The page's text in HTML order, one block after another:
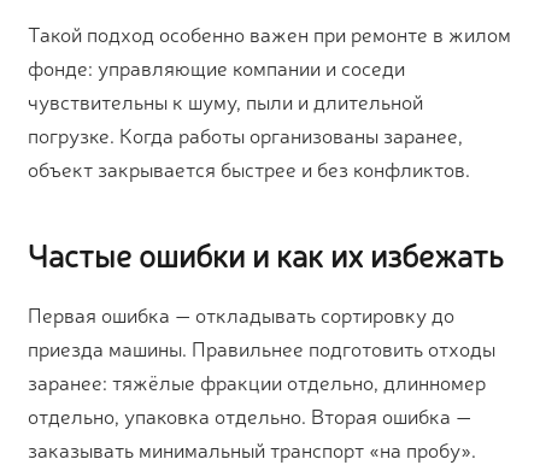
Такой подход особенно важен при ремонте в жилом
фонде: управляющие компании и соседи
чувствительны к шуму, пыли и длительной
погрузке. Когда работы организованы заранее,
объект закрывается быстрее и без конфликтов.
Частые ошибки и как их избежать
Первая ошибка — откладывать сортировку до
приезда машины. Правильнее подготовить отходы
заранее: тяжёлые фракции отдельно, длинномер
отдельно, упаковка отдельно. Вторая ошибка —
заказывать минимальный транспорт «на пробу».